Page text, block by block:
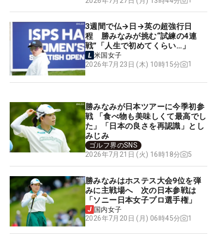
3週間で仏→日→英の超強行日
程 勝みなみが挑む“試練の4連
戦”「人生で初めてくらい…」
米国女子
2026年7月23日 (木) 10時15分
1
勝みなみが日本ツアーに今季初参
戦 「食べ物も美味しくて最高でし
た」「日本の良さを再認識」とし
みじみ
ゴルフ界のSNS
2026年7月21日 (火) 16時18分
5
勝みなみはホステス大会9位を弾
みに主戦場へ 次の日本参戦は
「ソニー日本女子プロ選手権」
国内女子
2026年7月20日 (月) 06時45分
1